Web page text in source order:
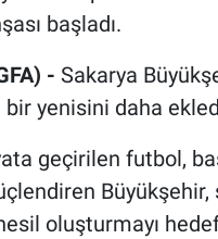
başladı.
- Sakarya
bir yenisini daha
geçirilen futbol,
oluşturmayı